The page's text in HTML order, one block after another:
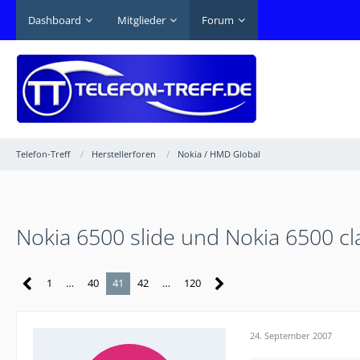
Dashboard Mitglieder Forum
Telefon-Treff Herstellerforen Nokia / HMD Global
Nokia 6500 slide und Nokia 6500
1 … 40 41 42 … 120
24. September 2007